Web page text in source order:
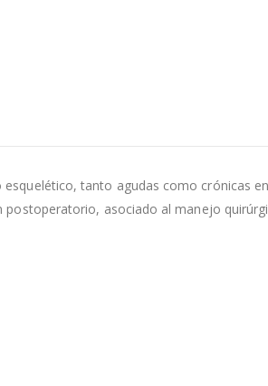
tanto agudas como crónicas
postoperatorio, asociado al manejo